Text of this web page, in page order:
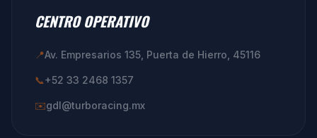
CENTRO OPERATIVO
📍Av. Empresarios 135, Puerta de Hierro, 45116
📞+52 33 2468 1357
✉️gdl@turboracing.mx